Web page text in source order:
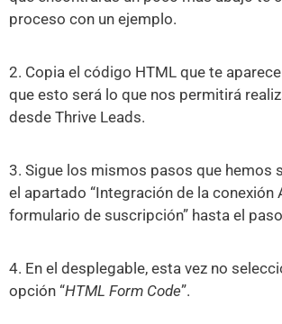
proceso con un ejemplo.
2. Copia el código HTML que te
que esto será lo que nos permitirá
desde Thrive Leads.
3. Sigue los mismos pasos que hemos
el apartado “Integración de la conexión
formulario de suscripción” hasta el
4. En el desplegable, esta vez no
opción “HTML Form Code”.